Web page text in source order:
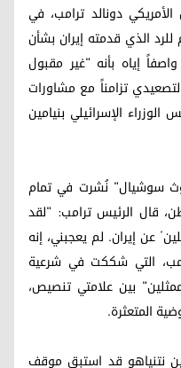
الرئيس الأمريكي دونالد ترامب، في
الذي قدمته إيران بشأن
إياه بأنه "غير مقبول
تزامناً مع مشاورات
الإسرائيلي بنيامين
سوشيال" نُشرت في تمام
واشنطن، قال الرئيس ترامب: "لقد
عن إيران. لم يعجبني، إنه
التي شككت في شرعية
بين علامتي تنصيص،
المتعثرة.
نتنياهو قد استبق موقف